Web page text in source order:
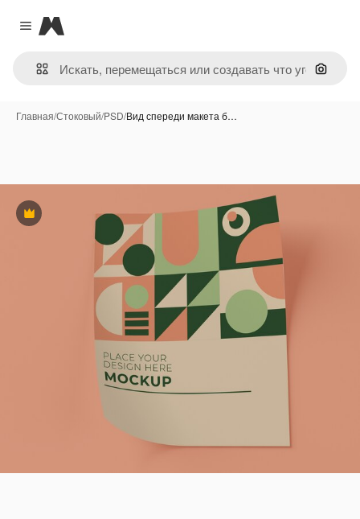
Close menu
Magnific
Поиск
Главная/Стоковый/PSD/Вид спереди макета б…
Премиум